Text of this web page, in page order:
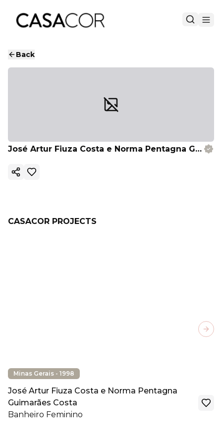
Back
José Artur Fiuza Costa e Norma Pentagna Guimarães Costa
Copy ink
CASACOR PROJECTS
Minas Gerais - 1998
José Artur Fiuza Costa e Norma Pentagna
Guimarães Costa
Banheiro Feminino